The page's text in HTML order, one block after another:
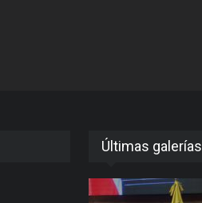
Últimas galerías